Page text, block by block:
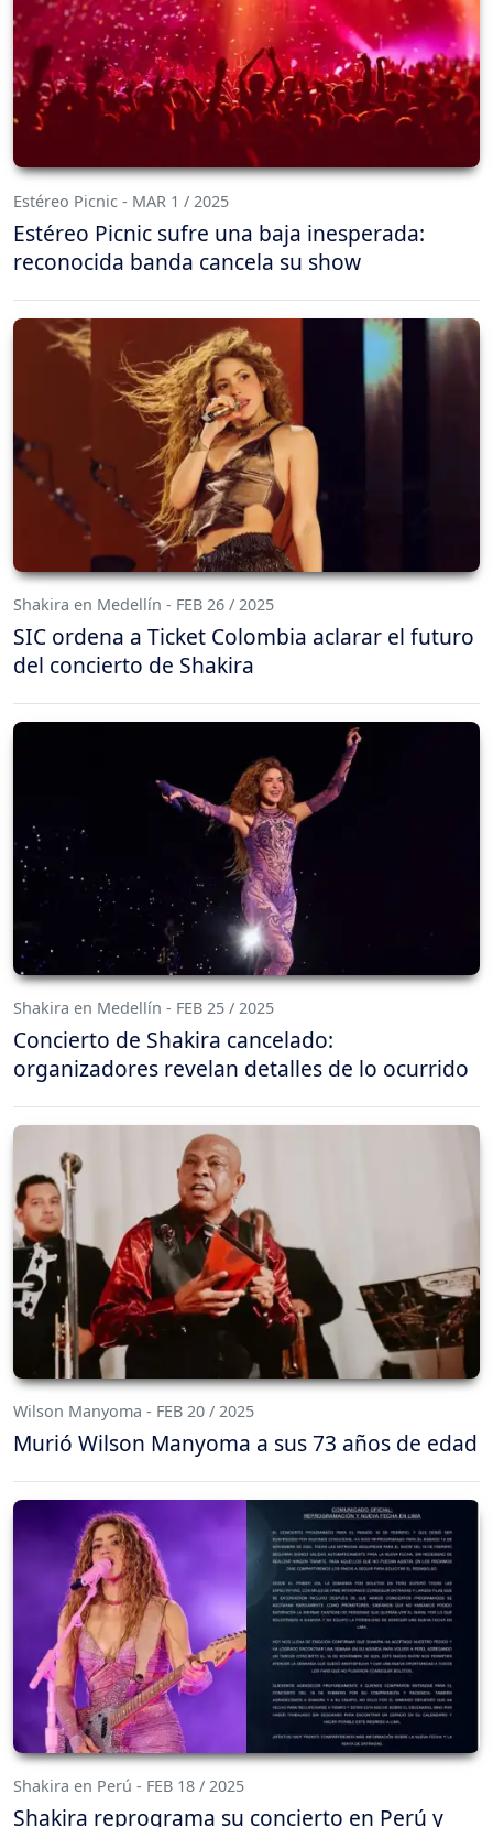
Estéreo Picnic - MAR 1 / 2025
Estéreo Picnic sufre una baja inesperada:
reconocida banda cancela su show
Shakira en Medellín - FEB 26 / 2025
SIC ordena a Ticket Colombia aclarar el futuro
del concierto de Shakira
Shakira en Medellín - FEB 25 / 2025
Concierto de Shakira cancelado:
organizadores revelan detalles de lo ocurrido
Wilson Manyoma - FEB 20 / 2025
Murió Wilson Manyoma a sus 73 años de edad
Shakira en Perú - FEB 18 / 2025
Shakira reprograma su concierto en Perú y